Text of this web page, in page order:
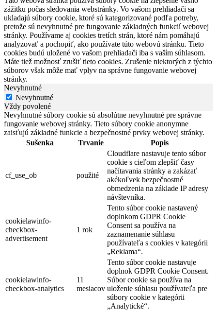
zážitku počas sledovania webstránky. Vo vašom prehliadači sa
ukladajú súbory cookie, ktoré sú kategorizované podľa potreby,
pretože sú nevyhnutné pre fungovanie základných funkcií webovej
stránky. Používame aj cookies tretích strán, ktoré nám pomáhajú
analyzovať a pochopiť, ako používate túto webovú stránku. Tieto
cookies budú uložené vo vašom prehliadači iba s vaším súhlasom.
Máte tiež možnosť zrušiť tieto cookies. Zrušenie niektorých z týchto
súborov však môže mať vplyv na správne fungovanie webovej
stránky.
Nevyhnutné
Nevyhnutné
Vždy povolené
Nevyhnutné súbory cookie sú absolútne nevyhnutné pre správne
fungovanie webovej stránky. Tieto súbory cookie anonymne
zaisťujú základné funkcie a bezpečnostné prvky webovej stránky.
Sušenka
Trvanie Popis
cf_use_ob použité
Cloudflare nastavuje tento súbor
cookie s cieľom zlepšiť časy
načítavania stránky a zakázať
akékoľvek bezpečnostné
obmedzenia na základe IP adresy
návštevníka.
cookielawinfo-
checkbox-
advertisement
1 rok
Tento súbor cookie nastavený
doplnkom GDPR Cookie
Consent sa používa na
zaznamenanie súhlasu
používateľa s cookies v kategórii
„Reklama“.
cookielawinfo-
checkbox-analytics
11
mesiacov
Tento súbor cookie nastavuje
doplnok GDPR Cookie Consent.
Súbor cookie sa používa na
uloženie súhlasu používateľa pre
súbory cookie v kategórii
„Analytické“.